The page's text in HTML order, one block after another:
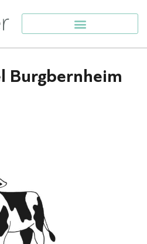
Burgbernheim